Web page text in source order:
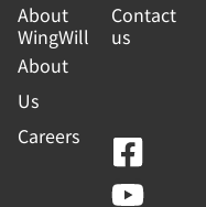
About
WingWill
About
Us
Careers
Contact
us
F
a
Y
o
L
i
L
i